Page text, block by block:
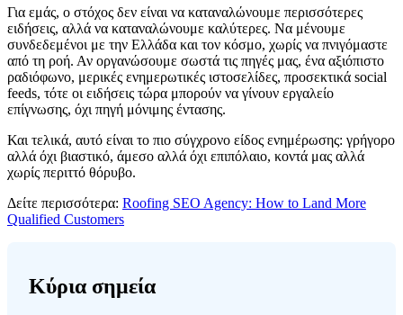
Για εμάς, ο στόχος δεν είναι να καταναλώνουμε περισσότερες
ειδήσεις, αλλά να καταναλώνουμε καλύτερες. Να μένουμε
συνδεδεμένοι με την Ελλάδα και τον κόσμο, χωρίς να πνιγόμαστε
από τη ροή. Αν οργανώσουμε σωστά τις πηγές μας, ένα αξιόπιστο
ραδιόφωνο, μερικές ενημερωτικές ιστοσελίδες, προσεκτικά social
feeds, τότε οι ειδήσεις τώρα μπορούν να γίνουν εργαλείο
επίγνωσης, όχι πηγή μόνιμης έντασης.
Και τελικά, αυτό είναι το πιο σύγχρονο είδος ενημέρωσης: γρήγορο
αλλά όχι βιαστικό, άμεσο αλλά όχι επιπόλαιο, κοντά μας αλλά
χωρίς περιττό θόρυβο.
Δείτε περισσότερα: Roofing SEO Agency: How to Land More
Qualified Customers
Κύρια σημεία